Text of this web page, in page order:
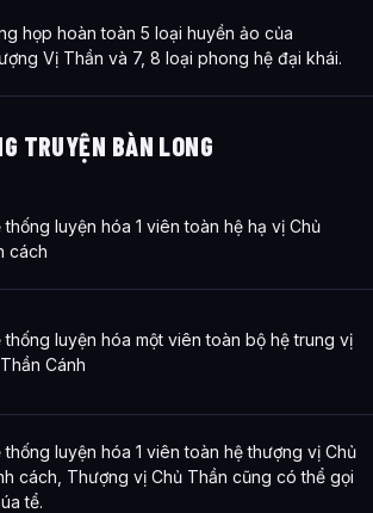
họp hoàn toàn 5 loại huyền ảo của
Vị Thần và 7, 8 loại phong hệ đại khái.
TRUYỆN BÀN LONG
thống luyện hóa 1 viên toàn hệ hạ vị Chủ
cách
thống luyện hóa một viên toàn bộ hệ trung vị
Cánh
thống luyện hóa 1 viên toàn hệ thượng vị Chủ
cách, Thượng vị Chủ Thần cũng có thể gọi
tể.